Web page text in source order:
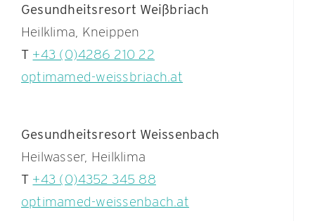
Gesundheitsresort Weißbriach
Heilklima, Kneippen
T +43 (0)4286 210 22
optimamed-weissbriach.at
Gesundheitsresort Weissenbach
Heilwasser, Heilklima
T +43 (0)4352 345 88
optimamed-weissenbach.at